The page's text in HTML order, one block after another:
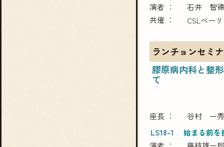
演者
石井 智徳
共催
CSLベー
ランチョンセミ
膠原病内科と整
て
座長
谷村 一秀
LS18-1
始まる前を